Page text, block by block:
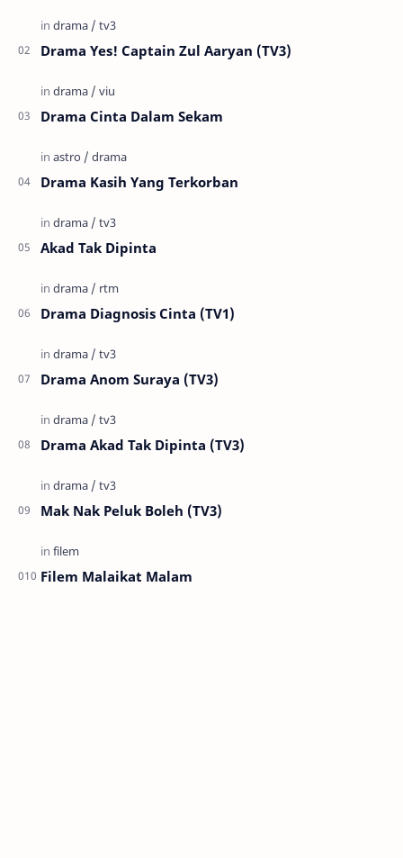
Drama Yes! Captain Zul Aaryan (TV3)
Drama Cinta Dalam Sekam
Drama Kasih Yang Terkorban
Akad Tak Dipinta
Drama Diagnosis Cinta (TV1)
Drama Anom Suraya (TV3)
Drama Akad Tak Dipinta (TV3)
Mak Nak Peluk Boleh (TV3)
Filem Malaikat Malam